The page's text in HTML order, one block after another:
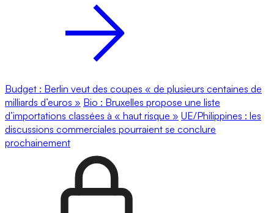
Budget : Berlin veut des coupes « de plusieurs centaines de
milliards d’euros » Bio : Bruxelles propose une liste
d’importations classées à « haut risque » UE/Philippines : les
discussions commerciales pourraient se conclure
prochainement